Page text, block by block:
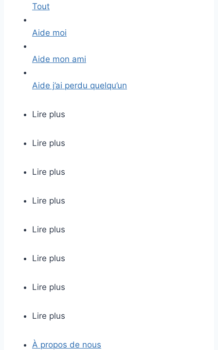
Tout
Aide moi
Aide mon ami
Aide j’ai perdu quelqu’un
Lire plus
Lire plus
Lire plus
Lire plus
Lire plus
Lire plus
Lire plus
Lire plus
À propos de nous